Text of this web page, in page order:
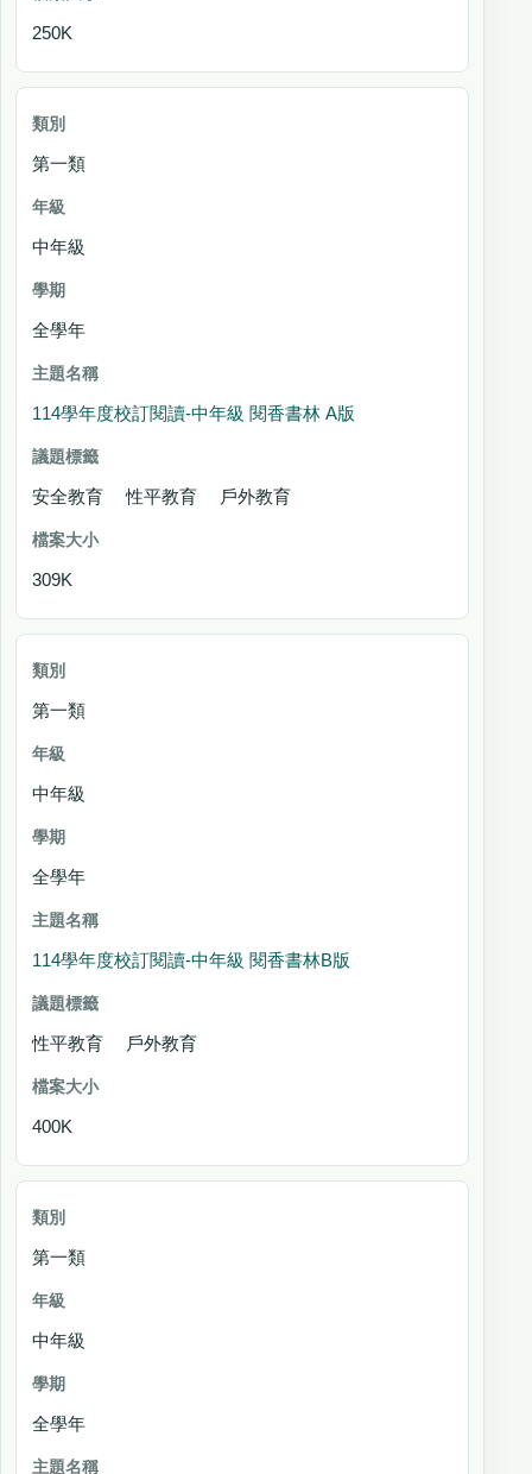
250K
第一類
中年級
全學年
114學年度校訂閱讀-中年級 閱香書林 A版
安全教育 性平教育 戶外教育
309K
第一類
中年級
全學年
114學年度校訂閱讀-中年級 閱香書林B版
性平教育 戶外教育
400K
第一類
中年級
全學年